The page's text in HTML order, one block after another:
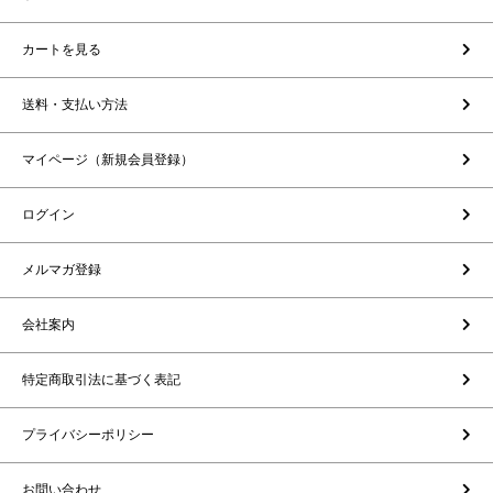
カートを見る
送料・支払い方法
マイページ（新規会員登録）
ログイン
メルマガ登録
会社案内
特定商取引法に基づく表記
プライバシーポリシー
お問い合わせ